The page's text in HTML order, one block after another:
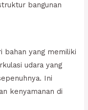
bangunan
bahan yang memiliki
udara yang
Ini
kenyamanan di